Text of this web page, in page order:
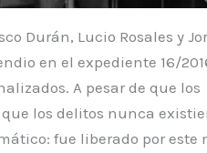
Durán, Lucio Rosales y
en el expediente 16/
A pesar de que los
los delitos nunca
fue liberado por este